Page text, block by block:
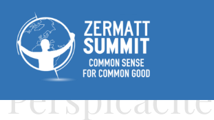
Perspicacité